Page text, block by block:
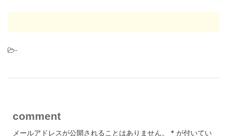
-
comment
メールアドレスが公開されることはありません。 * が付いてい